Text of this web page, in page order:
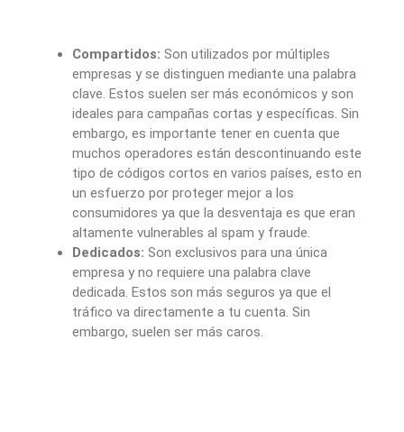
Compartidos: Son utilizados por múltiples
empresas y se distinguen mediante una palabra
clave. Estos suelen ser más económicos y son
ideales para campañas cortas y específicas. Sin
embargo, es importante tener en cuenta que
muchos operadores están descontinuando este
tipo de códigos cortos en varios países, esto en
un esfuerzo por proteger mejor a los
consumidores ya que la desventaja es que eran
altamente vulnerables al spam y fraude.
Dedicados: Son exclusivos para una única
empresa y no requiere una palabra clave
dedicada. Estos son más seguros ya que el
tráfico va directamente a tu cuenta. Sin
embargo, suelen ser más caros.